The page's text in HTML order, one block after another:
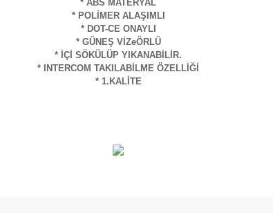
* ABS MATERYAL
* POLİMER ALAŞIMLI
* DOT-CE ONAYLI
* GÜNEŞ VİZeÖRLÜ
* İÇİ SÖKÜLÜP YIKANABİLİR.
* INTERCOM TAKILABİLME ÖZELLİĞİ
* 1.KALİTE
Bu ürüne ilk yorumu siz yapın!